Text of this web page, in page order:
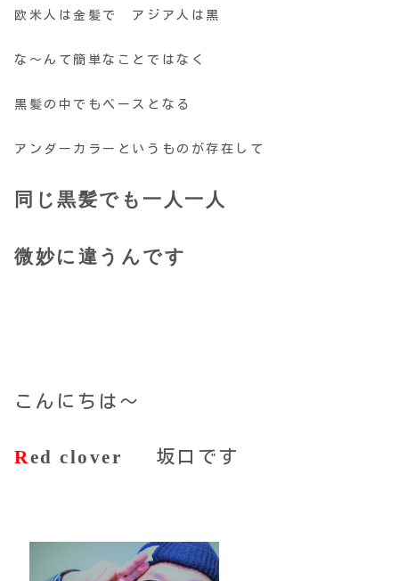
欧米人は金髪で アジア人は黒
な～んて簡単なことではなく
黒髪の中でもベースとなる
アンダーカラーというものが存在して
同じ黒髪でも一人一人
微妙に違うんです
こんにちは～
Red clover 坂口です